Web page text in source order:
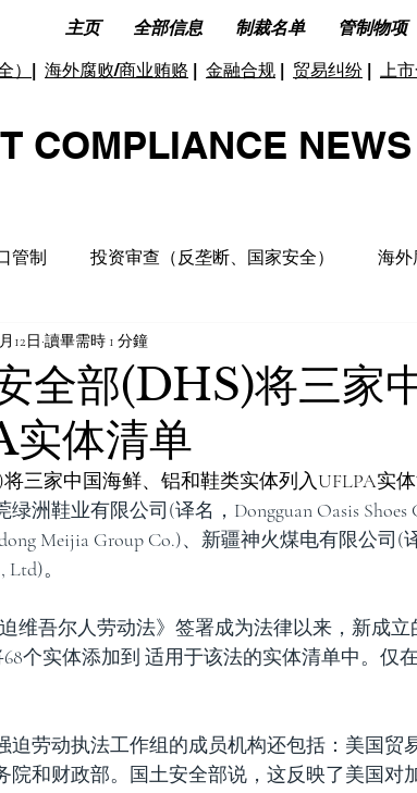
主页 全部信息 制裁名单 管制物项
） | 海外腐败/商业贿赂 | 金融合规 | 贸易纠纷 | 上
COMPLIANCE
管制 投资审查（反垄断、国家安全） 海外
合规及隐私保护
见分析 财务税收合规
全部(DHS)将三家
体清单
12日 讀畢需時 1 分鐘
三家中国海鲜、铝和鞋类实体列入UFLPA实体
洲鞋业有限公司(译名，Dongguan Oasis
Meijia Group Co.)、新疆神火煤电有限公司(
。
迫维吾尔人劳动法》签署成为法律以来，新成
个实体添加到 适用于该法的实体清单中。仅
迫劳动执法工作组的成员机构还包括：美国贸
院和财政部。国土安全部说，这反映了美国对